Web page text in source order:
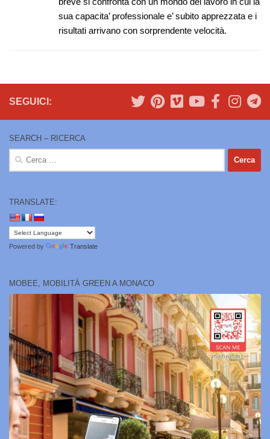
sua capacita’ professionale e’ subito apprezzata e i
risultati arrivano con sorprendente velocità.
SEGUICI:
SEARCH – RICERCA
Ricerca
TRANSLATE:
Powered by Translate
MOBEE, MOBILITÀ GREEN A MONACO